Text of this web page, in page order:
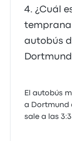
¿Cuál
temprana
autobús
El autobús
a Dortmund
sale a las